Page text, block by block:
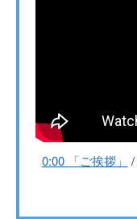
0:00 「ご挨拶」 /